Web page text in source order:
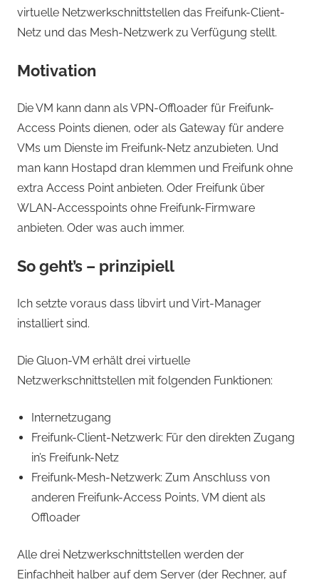
virtuelle Netzwerkschnittstellen das Freifunk-Client-
Netz und das Mesh-Netzwerk zu Verfügung stellt.
Motivation
Die VM kann dann als VPN-Offloader für Freifunk-
Access Points dienen, oder als Gateway für andere
VMs um Dienste im Freifunk-Netz anzubieten. Und
man kann Hostapd dran klemmen und Freifunk ohne
extra Access Point anbieten. Oder Freifunk über
WLAN-Accesspoints ohne Freifunk-Firmware
anbieten. Oder was auch immer.
So geht’s – prinzipiell
Ich setzte voraus dass libvirt und Virt-Manager
installiert sind.
Die Gluon-VM erhält drei virtuelle
Netzwerkschnittstellen mit folgenden Funktionen:
Internetzugang
Freifunk-Client-Netzwerk: Für den direkten Zugang
in’s Freifunk-Netz
Freifunk-Mesh-Netzwerk: Zum Anschluss von
anderen Freifunk-Access Points, VM dient als
Offloader
Alle drei Netzwerkschnittstellen werden der
Einfachheit halber auf dem Server (der Rechner, auf